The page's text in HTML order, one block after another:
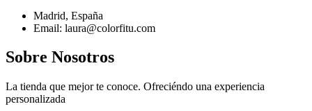
Madrid, España
Email: laura@colorfitu.com
Sobre Nosotros
La tienda que mejor te conoce. Ofreciéndo una experiencia
personalizada